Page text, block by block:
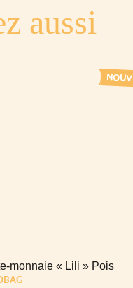
aussi
monnaie « Lili » Pois